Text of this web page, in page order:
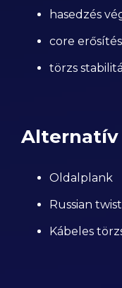
hasedzés
core
törzs
Oldalplank
Russian twist
Kábeles